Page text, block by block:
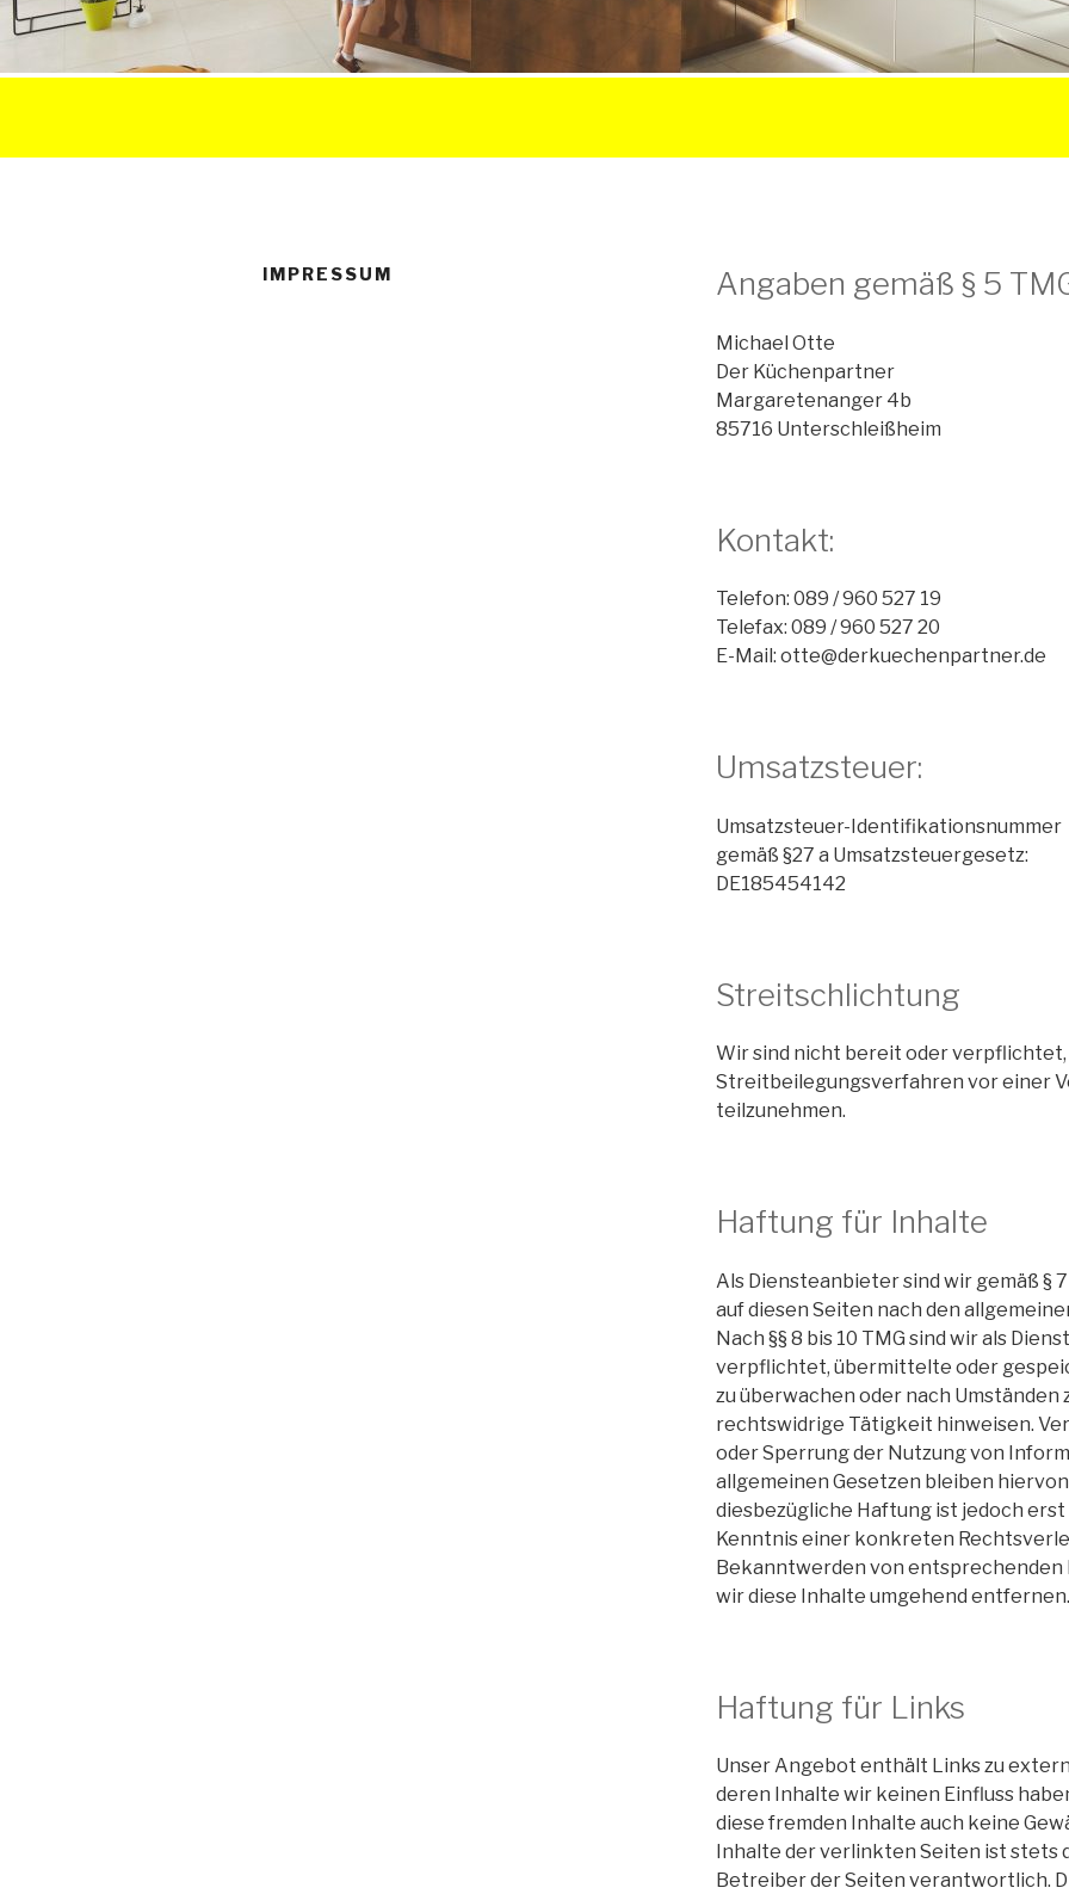
IMPRESSUM Angaben gemäß § 5
Michael Otte
Der Küchenpartner
Margaretenanger 4b
85716 Unterschleißheim
Kontakt:
Telefon: 089 / 960 527 19
Telefax: 089 / 960 527 20
E-Mail: otte@derkuechenpartner.de
Umsatzsteuer:
Umsatzsteuer-Identifikationsnummer
gemäß §27 a Umsatzsteuergesetz:
DE185454142
Streitschlichtung
Wir sind nicht bereit oder verpflichtet,
Streitbeilegungsverfahren vor einer
teilzunehmen.
Haftung für Inhalte
Als Diensteanbieter sind wir gemäß §
auf diesen Seiten nach den
Nach §§ 8 bis 10 TMG sind wir als
verpflichtet, übermittelte oder
zu überwachen oder nach Umständen
rechtswidrige Tätigkeit hinweisen.
oder Sperrung der Nutzung von
allgemeinen Gesetzen bleiben
diesbezügliche Haftung ist jedoch
Kenntnis einer konkreten
Bekanntwerden von
wir diese Inhalte umgehend entfernen.
Haftung für Links
Unser Angebot enthält Links zu
deren Inhalte wir keinen Einfluss
diese fremden Inhalte auch keine
Inhalte der verlinkten Seiten ist stets
Betreiber der Seiten verantwortlich.